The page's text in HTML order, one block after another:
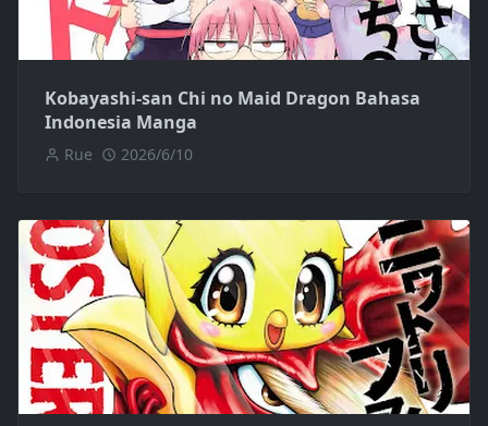
Kobayashi-san Chi no Maid Dragon Bahasa
Indonesia Manga
Rue 2026/6/10